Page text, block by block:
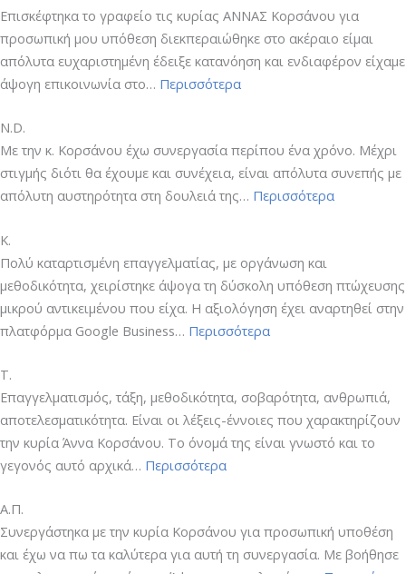
Επισκέφτηκα το γραφείο τις κυρίας ΑΝΝΑΣ Κορσάνου για
προσωπική μου υπόθεση διεκπεραιώθηκε στο ακέραιο είμαι
απόλυτα ευχαριστημένη έδειξε κατανόηση και ενδιαφέρον είχαμε
άψογη επικοινωνία στο… Περισσότερα“Α.Γ.”
Ν.D.
Με την κ. Κορσάνου έχω συνεργασία περίπου ένα χρόνο. Μέχρι
στιγμής διότι θα έχουμε και συνέχεια, είναι απόλυτα συνεπής με
απόλυτη αυστηρότητα στη δουλειά της… Περισσότερα“Ν.D.”
Κ.
Πολύ καταρτισμένη επαγγελματίας, με οργάνωση και
μεθοδικότητα, χειρίστηκε άψογα τη δύσκολη υπόθεση πτώχευσης
μικρού αντικειμένου που είχα. Η αξιολόγηση έχει αναρτηθεί στην
πλατφόρμα Google Business… Περισσότερα“Κ.”
T.
Επαγγελματισμός, τάξη, μεθοδικότητα, σοβαρότητα, ανθρωπιά,
αποτελεσματικότητα. Είναι οι λέξεις-έννοιες που χαρακτηρίζουν
την κυρία Άννα Κορσάνου. Το όνομά της είναι γνωστό και το
γεγονός αυτό αρχικά… Περισσότερα“T.”
Α.Π.
Συνεργάστηκα με την κυρία Κορσάνου για προσωπική υποθέση
και έχω να πω τα καλύτερα για αυτή τη συνεργασία. Με βοήθησε